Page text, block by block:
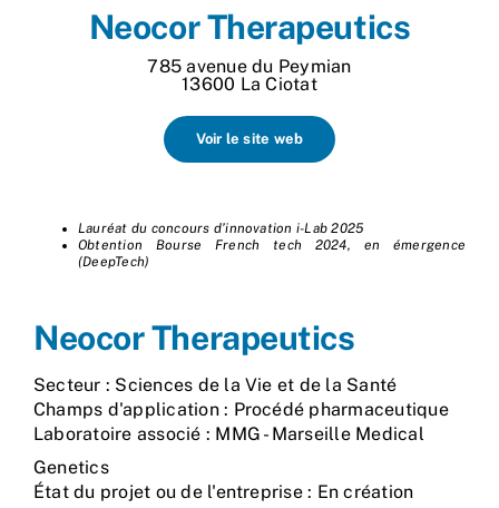
Neocor Therapeutics
785 avenue du Peymian
13600 La Ciotat
Voir le site web
Lauréat du concours d’innovation i-Lab 2025
Obtention Bourse French tech 2024, en émergence
(DeepTech)
Neocor Therapeutics
Secteur : Sciences de la Vie et de la Santé
Champs d'application : Procédé pharmaceutique
Laboratoire associé : MMG - Marseille Medical
Genetics
État du projet ou de l'entreprise : En création